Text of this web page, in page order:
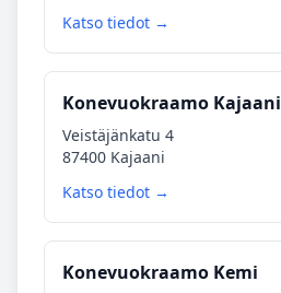
Katso tiedot →
Konevuokraamo Kajaani
Veistäjänkatu 4
87400 Kajaani
Katso tiedot →
Konevuokraamo Kemi